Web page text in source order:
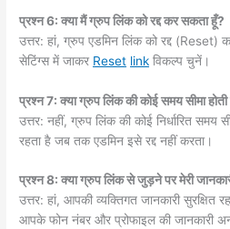
प्रश्न 6: क्या मैं ग्रुप लिंक को रद्द कर सकता हूँ?
उत्तर: हां, ग्रुप एडमिन लिंक को रद्द
सेटिंग्स में जाकर Reset link विकल्प चुनें।
प्रश्न 7: क्या ग्रुप लिंक की कोई समय सीमा
उत्तर: नहीं, ग्रुप लिंक की कोई निर्धारित समय
रहता है जब तक एडमिन इसे रद्द नहीं करता।
प्रश्न 8: क्या ग्रुप लिंक से जुड़ने पर मेरी
उत्तर: हां, आपकी व्यक्तिगत जानकारी सुरक्षित
आपके फोन नंबर और प्रोफाइल की जानकारी